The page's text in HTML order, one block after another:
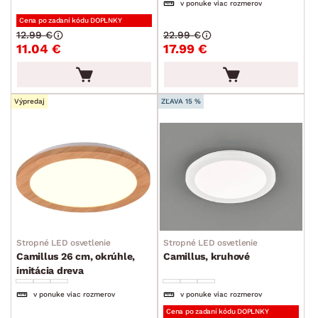
Stolové lampy a lampičky
Stropné osvetlenie
Vodné a lávové lampy
Kúpeľňové osvetlenie
Vonkajšie a solárne lampy
Príslušenstvo k osvetleniu
Ukladanie a organizácia
Drobné bytové doplnky
Veľká noc
Sedacie súpravy a pohovky
Zostavy a steny
Drobný nábytok
Spotrebiče
FARBA
Cena po zadaní kódu DOPLNKY
11.04 €
12.99 €
v ponuke viac rozmerov
17.99 €
22.99 €
Výpredaj
Stropné LED osvetlenie
Camillus 26 cm, okrúhle,
imitácia dreva
v ponuke viac rozmerov
ZĽAVA 15 %
Stropné LED osvetlenie
Camillus, kruhové
v ponuke viac rozmerov
Cena po zadaní kódu DOPLNKY